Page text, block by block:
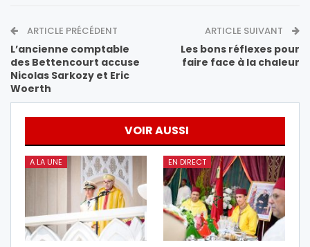
ARTICLE PRÉCÉDENT
L’ancienne comptable
des Bettencourt accuse
Nicolas Sarkozy et Eric
Woerth
ARTICLE SUIVANT
Les bons réflexes pour
faire face à la chaleur
VOIR AUSSI
A LA UNE EN DIRECT